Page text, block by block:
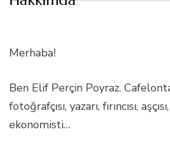
Merhaba!
Ben Elif Perçin Poyraz.
fotoğrafçısı, yazarı, fırıncısı,
ekonomisti…